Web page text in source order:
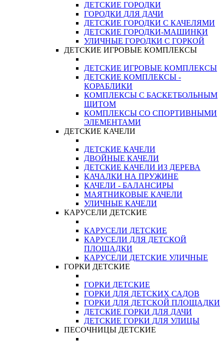
ДЕТСКИЕ ГОРОДКИ
ГОРОДКИ ДЛЯ ДАЧИ
ДЕТСКИЕ ГОРОДКИ С КАЧЕЛЯМИ
ДЕТСКИЕ ГОРОДКИ-МАШИНКИ
УЛИЧНЫЕ ГОРОДКИ С ГОРКОЙ
ДЕТСКИЕ ИГРОВЫЕ КОМПЛЕКСЫ
ДЕТСКИЕ ИГРОВЫЕ КОМПЛЕКСЫ
ДЕТСКИЕ КОМПЛЕКСЫ -
КОРАБЛИКИ
КОМПЛЕКСЫ С БАСКЕТБОЛЬНЫМ
ЩИТОМ
КОМПЛЕКСЫ СО СПОРТИВНЫМИ
ЭЛЕМЕНТАМИ
ДЕТСКИЕ КАЧЕЛИ
ДЕТСКИЕ КАЧЕЛИ
ДВОЙНЫЕ КАЧЕЛИ
ДЕТСКИЕ КАЧЕЛИ ИЗ ДЕРЕВА
КАЧАЛКИ НА ПРУЖИНЕ
КАЧЕЛИ - БАЛАНСИРЫ
МАЯТНИКОВЫЕ КАЧЕЛИ
УЛИЧНЫЕ КАЧЕЛИ
КАРУСЕЛИ ДЕТСКИЕ
КАРУСЕЛИ ДЕТСКИЕ
КАРУСЕЛИ ДЛЯ ДЕТСКОЙ
ПЛОЩАДКИ
КАРУСЕЛИ ДЕТСКИЕ УЛИЧНЫЕ
ГОРКИ ДЕТСКИЕ
ГОРКИ ДЕТСКИЕ
ГОРКИ ДЛЯ ДЕТСКИХ САДОВ
ГОРКИ ДЛЯ ДЕТСКОЙ ПЛОЩАДКИ
ДЕТСКИЕ ГОРКИ ДЛЯ ДАЧИ
ДЕТСКИЕ ГОРКИ ДЛЯ УЛИЦЫ
ПЕСОЧНИЦЫ ДЕТСКИЕ